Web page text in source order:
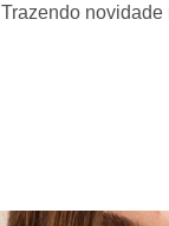
Trazendo